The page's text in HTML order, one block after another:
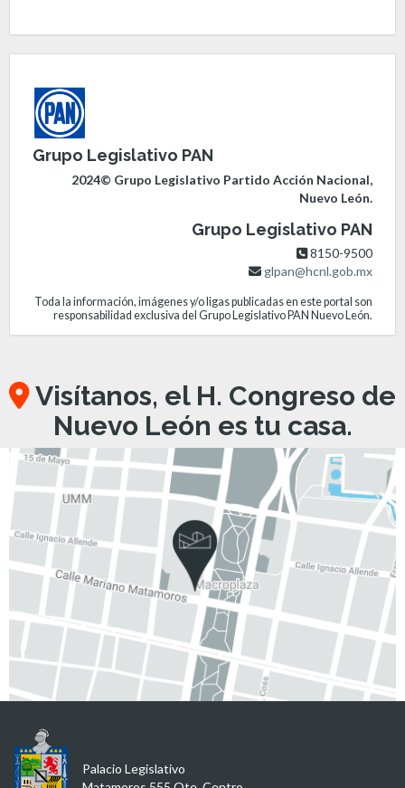
Grupo Legislativo PAN
2024© Grupo Legislativo Partido Acción Nacional,
Nuevo León.
Grupo Legislativo PAN
8150-9500
glpan@hcnl.gob.mx
Toda la información, imágenes y/o ligas publicadas en este portal son
responsabilidad exclusiva del Grupo Legislativo PAN Nuevo León.
Visítanos, el H. Congreso de
Nuevo León es tu casa.
Palacio Legislativo